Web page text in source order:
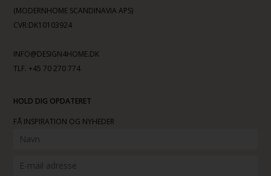
(MODERNHOME SCANDINAVIA APS)
CVR:DK10103924
INFO@DESIGN4HOME.DK
TLF. +45 70 270 774
HOLD DIG OPDATERET
FÅ INSPIRATION OG NYHEDER